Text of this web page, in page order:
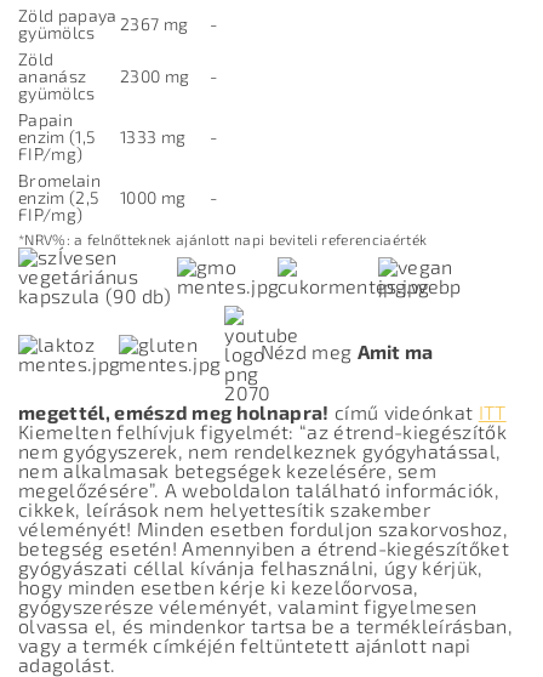
Zöld papaya
gyümölcs
2367 mg
-
Zöld
ananász
gyümölcs
2300 mg -
Papain
enzim (1,5
FIP/mg)
1333 mg -
Bromelain
enzim (2,5
FIP/mg)
1000 mg -
*NRV%: a felnőtteknek ajánlott napi beviteli referenciaérték
Nézd meg Amit ma
megettél, emészd meg holnapra! című videónkat ITT
Kiemelten felhívjuk figyelmét: “az étrend-kiegészítők
nem gyógyszerek, nem rendelkeznek gyógyhatással,
nem alkalmasak betegségek kezelésére, sem
megelőzésére”. A weboldalon található információk,
cikkek, leírások nem helyettesítik szakember
véleményét! Minden esetben forduljon szakorvoshoz,
betegség esetén! Amennyiben a étrend-kiegészítőket
gyógyászati céllal kívánja felhasználni, úgy kérjük,
hogy minden esetben kérje ki kezelőorvosa,
gyógyszerésze véleményét, valamint figyelmesen
olvassa el, és mindenkor tartsa be a termékleírásban,
vagy a termék címkéjén feltüntetett ajánlott napi
adagolást.